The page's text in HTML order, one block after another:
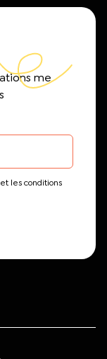
me
les conditions